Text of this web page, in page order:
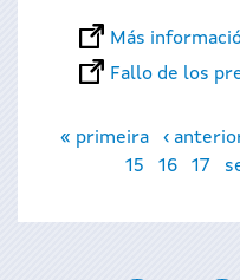
Más
Fallo de los
Páginas
« primeira ‹
15
16 17